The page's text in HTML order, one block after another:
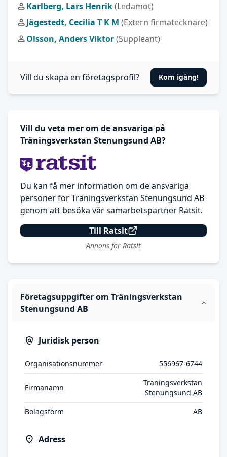
Karlberg, Lars Henrik(Ledamot)
Jägestedt, Cecilia T K M (Extern firmatecknare)
Olsson, Anders Viktor(Suppleant)
Vill du skapa en företagsprofil? Kom igång!
Vill du veta mer om de ansvariga på
Träningsverkstan Stenungsund AB?
Du kan få mer information om de ansvariga
personer för Träningsverkstan Stenungsund AB
genom att besöka vår samarbetspartner Ratsit.
Till Ratsit
Annons för Ratsit
Företagsuppgifter om Träningsverkstan
Stenungsund AB
Juridisk person
Organisationsnummer 556967-6744
Firmanamn
Träningsverkstan
Stenungsund AB
Bolagsform
AB
Adress